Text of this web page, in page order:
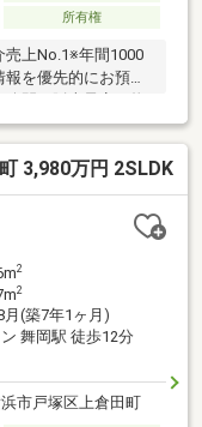
所有権
売上No.1※年間1000
を優先的にお預か
ンド】世界80以上
ザビーズ インター
頼でお住まい探し
ビス】お引渡し後
保証など私たちの
年10月）第43回サー
3,980万円 2SLDK
2
2
月(築7年1ヶ月)
舞岡駅 徒歩12分
市戸塚区上倉田町